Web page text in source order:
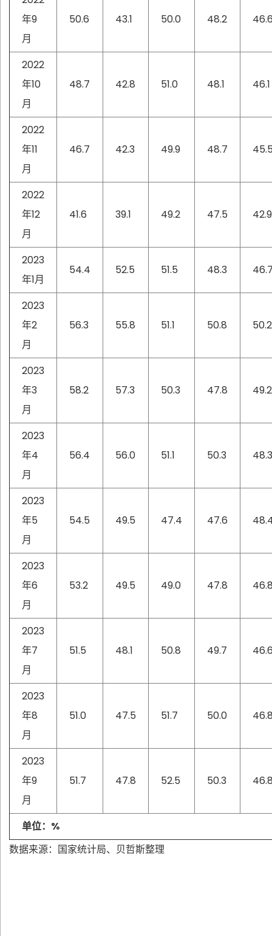
年9
月
50.6 43.1 50.0 48.2
2022
年10
月
48.7 42.8 51.0 48.1 46.1
2022
年11
月
46.7 42.3 49.9 48.7
2022
年12
月
41.6 39.1 49.2 47.5 42.9
2023
年1月
54.4 52.5 51.5 48.3
2023
年2
月
56.3 55.8 51.1 50.8 50.2
2023
年3
月
58.2 57.3 50.3 47.8 49.2
2023
年4
月
56.4 56.0 51.1 50.3 48.3
2023
年5
月
54.5 49.5 47.4 47.6
2023
年6
月
53.2 49.5 49.0 47.8
2023
年7
月
51.5 48.1 50.8 49.7
2023
年8
月
51.0 47.5 51.7 50.0
2023
年9
月
51.7 47.8 52.5 50.3
单位：%
数据来源：国家统计局、贝哲斯整理